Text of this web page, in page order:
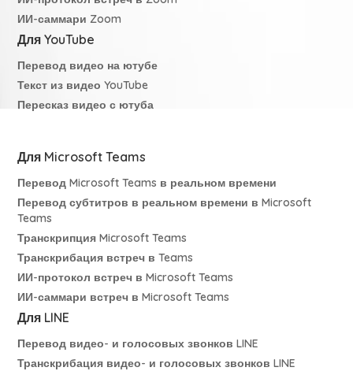
ИИ-саммари Zoom
Для YouTube
Перевод видео на ютубе
Текст из видео YouTube
Пересказ видео с ютуба
Для Microsoft Teams
Перевод Microsoft Teams в реальном времени
Перевод субтитров в реальном времени в Microsoft
Teams
Транскрипция Microsoft Teams
Транскрибация встреч в Teams
ИИ-протокол встреч в Microsoft Teams
ИИ-саммари встреч в Microsoft Teams
Для LINE
Перевод видео- и голосовых звонков LINE
Транскрибация видео- и голосовых звонков LINE